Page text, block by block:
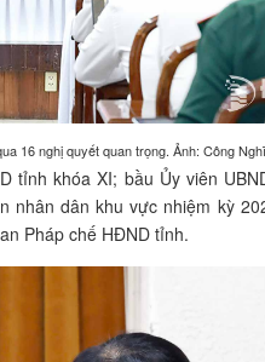
16 nghị quyết quan trọng. Ảnh: Công
tỉnh khóa XI; bầu Ủy viên
nhân dân khu vực nhiệm kỳ
Pháp chế HĐND tỉnh.